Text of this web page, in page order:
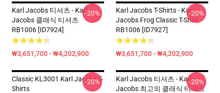
Karl Jacobs 티셔츠 - Karl
Jacobs 클래식 티셔츠
RB1006 [ID7924]
₩3,651,700 - ₩4,202,900
-20%
Karl Jacobs T-Shirts - Karl
Jacobs Frog Classic T-Shirt
RB1006 [ID7927]
₩3,651,700 - ₩4,202,900
-20%
Classic KL3001 Karl Jacobs T-
Shirts
-20%
Karl Jacobs 티셔츠 - Karl
Jacobs 최고의 클래식 티셔츠
-20%